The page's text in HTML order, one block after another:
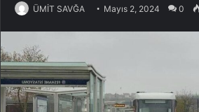
ÜMİT SAVĞA Mayıs 2, 2024 0